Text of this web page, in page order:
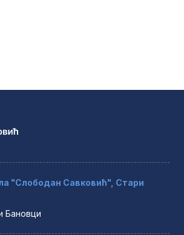
"Слободан Савковић", Стари
Бановци